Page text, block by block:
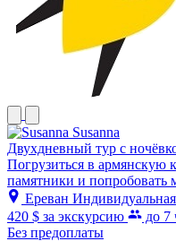
Susanna
Двухдневный тур с
Погрузиться в армянскую
памятники и попробовать
Ереван Индивидуальная
420 $ за экскурсию
до 7
Без предоплаты